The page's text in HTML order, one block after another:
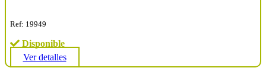
Ref: 19949
Disponible
Ver detalles